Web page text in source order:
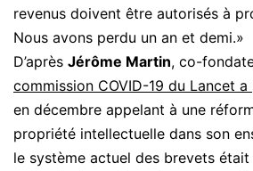
revenus doivent être autorisés à
Nous avons perdu un an et demi.»
D’après Jérôme Martin, co-
commission COVID-19 du Lancet
en décembre appelant à une
propriété intellectuelle dans son
le système actuel des brevets était